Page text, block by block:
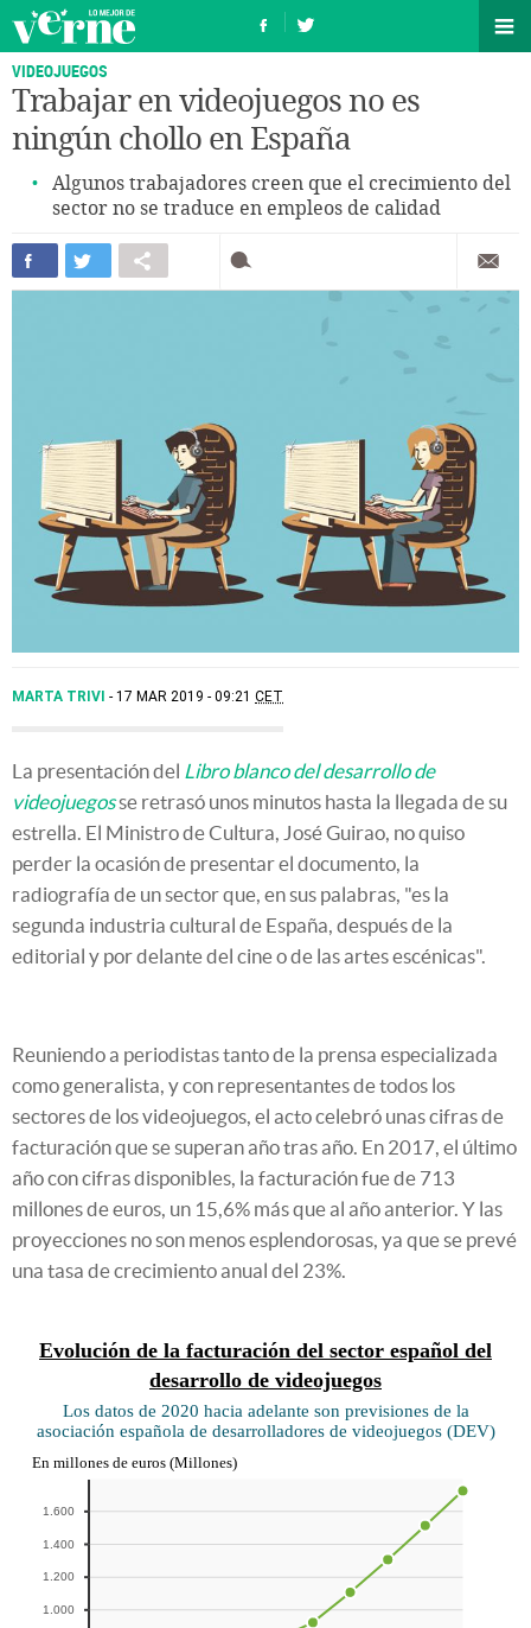
VIDEOJUEGOS
Trabajar en videojuegos no es
ningún chollo en España
Algunos trabajadores creen que el crecimiento del
sector no se traduce en empleos de calidad
MARTA TRIVI 17 MAR 2019 - 09:21 CET
La presentación del Libro blanco del desarrollo de
videojuegosse retrasó unos minutos hasta la llegada de su
estrella. El Ministro de Cultura, José Guirao, no quiso
perder la ocasión de presentar el documento, la
radiografía de un sector que, en sus palabras, "es la
segunda industria cultural de España, después de la
editorial y por delante del cine o de las artes escénicas".
Reuniendo a periodistas tanto de la prensa especializada
como generalista, y con representantes de todos los
sectores de los videojuegos, el acto celebró unas cifras de
facturación que se superan año tras año. En 2017, el último
año con cifras disponibles, la facturación fue de 713
millones de euros, un 15,6% más que al año anterior. Y las
proyecciones no son menos esplendorosas, ya que se prevé
una tasa de crecimiento anual del 23%.